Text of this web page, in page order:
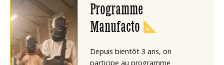
Programme
Manufacto
Depuis bientôt 3 ans, on
participe au programme